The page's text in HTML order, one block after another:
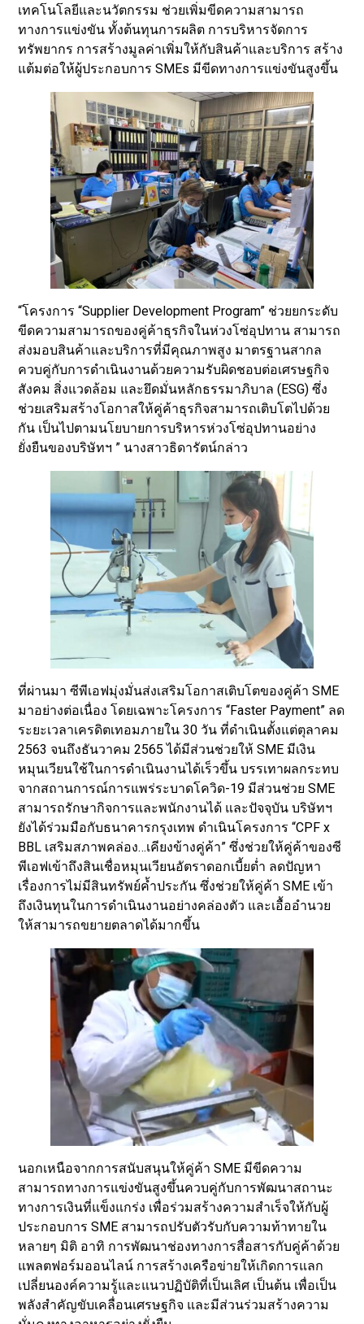
เทคโนโลยีและนวัตกรรม ช่วยเพิ่มขีดความสามารถ
ทางการแข่งขัน ทั้งต้นทุนการผลิต การบริหารจัดการ
ทรัพยากร การสร้างมูลค่าเพิ่มให้กับสินค้าและบริการ สร้าง
แต้มต่อให้ผู้ประกอบการ SMEs มีขีดทางการแข่งขันสูงขึ้น
“โครงการ “Supplier Development Program” ช่วยยกระดับ
ขีดความสามารถของคู่ค้าธุรกิจในห่วงโซ่อุปทาน สามารถ
ส่งมอบสินค้าและบริการที่มีคุณภาพสูง มาตรฐานสากล
ควบคู่กับการดำเนินงานด้วยความรับผิดชอบต่อเศรษฐกิจ
สังคม สิ่งแวดล้อม และยึดมั่นหลักธรรมาภิบาล (ESG) ซึ่ง
ช่วยเสริมสร้างโอกาสให้คู่ค้าธุรกิจสามารถเติบโตไปด้วย
กัน เป็นไปตามนโยบายการบริหารห่วงโซ่อุปทานอย่าง
ยั่งยืนของบริษัทฯ ” นางสาวธิดารัตน์กล่าว
ที่ผ่านมา ซีพีเอฟมุ่งมั่นส่งเสริมโอกาสเติบโตของคู่ค้า SME
มาอย่างต่อเนื่อง โดยเฉพาะโครงการ “Faster Payment” ลด
ระยะเวลาเครดิตเทอมภายใน 30 วัน ที่ดำเนินตั้งแต่ตุลาคม
2563 จนถึงธันวาคม 2565 ได้มีส่วนช่วยให้ SME มีเงิน
หมุนเวียนใช้ในการดำเนินงานได้เร็วขึ้น บรรเทาผลกระทบ
จากสถานการณ์การแพร่ระบาดโควิด-19 มีส่วนช่วย SME
สามารถรักษากิจการและพนักงานได้ และปัจจุบัน บริษัทฯ
ยังได้ร่วมมือกับธนาคารกรุงเทพ ดำเนินโครงการ “CPF x
BBL เสริมสภาพคล่อง…เคียงข้างคู่ค้า” ซึ่งช่วยให้คู่ค้าของซี
พีเอฟเข้าถึงสินเชื่อหมุนเวียนอัตราดอกเบี้ยต่ำ ลดปัญหา
เรื่องการไม่มีสินทรัพย์ค้ำประกัน ซึ่งช่วยให้คู่ค้า SME เข้า
ถึงเงินทุนในการดำเนินงานอย่างคล่องตัว และเอื้ออำนวย
ให้สามารถขยายตลาดได้มากขึ้น
นอกเหนือจากการสนับสนุนให้คู่ค้า SME มีขีดความ
สามารถทางการแข่งขันสูงขึ้นควบคู่กับการพัฒนาสถานะ
ทางการเงินที่แข็งแกร่ง เพื่อร่วมสร้างความสำเร็จให้กับผู้
ประกอบการ SME สามารถปรับตัวรับกับความท้าทายใน
หลายๆ มิติ อาทิ การพัฒนาช่องทางการสื่อสารกับคู่ค้าด้วย
แพลตฟอร์มออนไลน์ การสร้างเครือข่ายให้เกิดการแลก
เปลี่ยนองค์ความรู้และแนวปฏิบัติที่เป็นเลิศ เป็นต้น เพื่อเป็น
พลังสำคัญขับเคลื่อนเศรษฐกิจ และมีส่วนร่วมสร้างความ